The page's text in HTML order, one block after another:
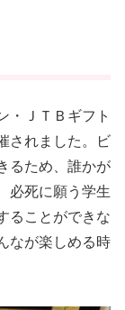
・ＪＴＢギフト
されました。ビ
るため、誰かが
必死に願う学生
ることができな
なが楽しめる時